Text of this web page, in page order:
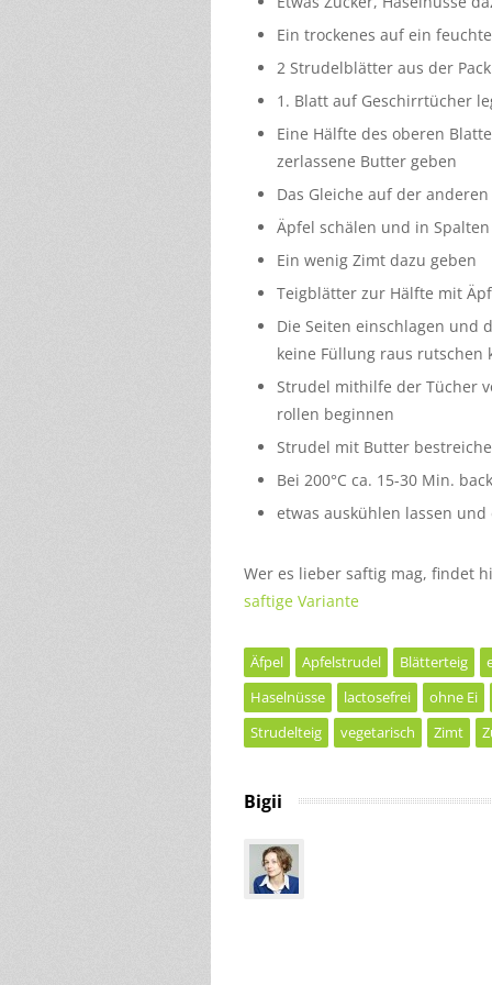
Ein trockenes auf ein
2 Strudelblätter aus der
1. Blatt auf Geschirrtücher
Eine Hälfte des oberen
zerlassene Butter geben
Das Gleiche auf der
Äpfel schälen und in
Ein wenig Zimt dazu geben
Teigblätter zur Hälfte mit
Die Seiten einschlagen und
keine Füllung raus rutschen
Strudel mithilfe der Tücher
rollen beginnen
Strudel mit Butter
Bei 200°C ca. 15-30 Min.
etwas auskühlen lassen
Wer es lieber saftig mag, findet
saftige Variante
Äfpel Apfelstrudel Blätterteig
Haselnüsse
lactosefrei
ohne Ei
Strudelteig
vegetarisch Zimt
Bigii